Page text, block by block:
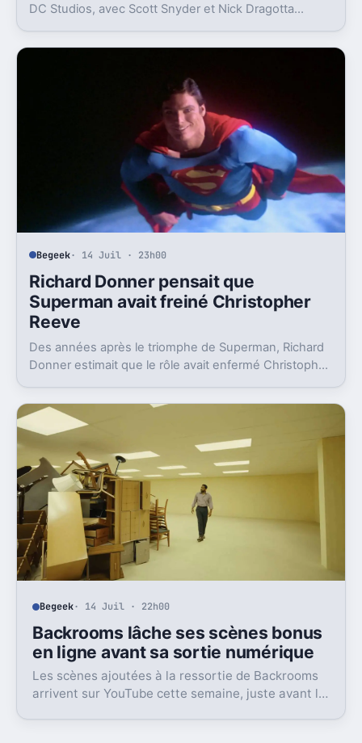
DC Studios, avec Scott Snyder et Nick Dragotta
demain.
Begeek· 14 Juil · 23h00
Richard Donner pensait que
Superman avait freiné Christopher
Reeve
Des années après le triomphe de Superman, Richard
Donner estimait que le rôle avait enfermé Christopher
sortir.
Begeek· 14 Juil · 22h00
Backrooms lâche ses scènes bonus
en ligne avant sa sortie numérique
Les scènes ajoutées à la ressortie de Backrooms
arrivent sur YouTube cette semaine, juste avant la